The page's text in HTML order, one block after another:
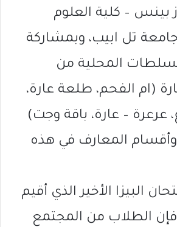
بينس – كلية العلوم
تل ابيب، وبمشاركة
المحلية من
(ام الفحم، طلعة عارة،
عرعرة – عارة، باقة وجت)
المعارف في هذه
البيزا الأخير الذي أقيم
في العام 2022 فإن الطلاب من المجتمع